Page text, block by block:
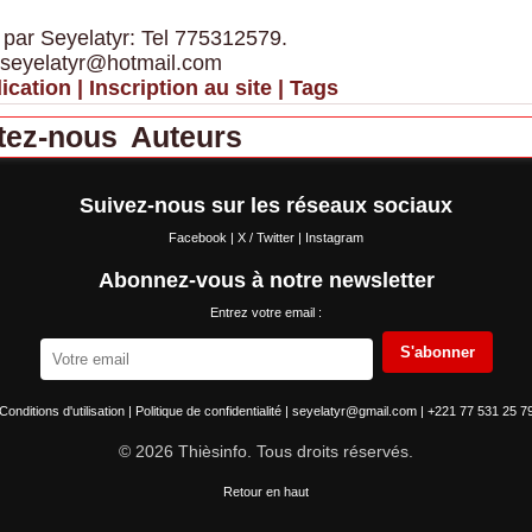
Seyelatyr: Tel 775312579.
| Inscription au site | Tags
nous Auteurs
Suivez-nous sur les réseaux sociaux
Facebook | X / Twitter | Instagram
Abonnez-vous à notre newsletter
Entrez votre email :
S'abonner
d'utilisation | Politique de confidentialité | seyelatyr@gmail.com | +221 77 531 25
© 2026 Thièsinfo. Tous droits réservés.
Retour en haut